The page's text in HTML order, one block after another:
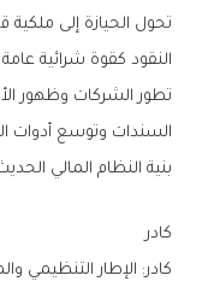
تحول الحيازة إلى ملكية
النقود كقوة شرائية
تطور الشركات وظهور
السندات وتوسع أدوات
بنية النظام المالي
كادر
كادر: الإطار التنظيمي